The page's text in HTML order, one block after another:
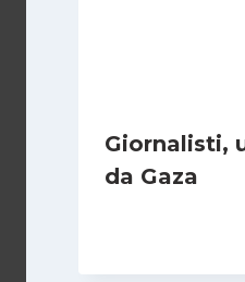
Giornalisti,
da Gaza